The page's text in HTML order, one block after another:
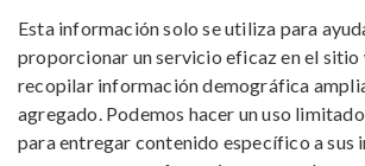
Esta información solo se utiliza para
proporcionar un servicio eficaz en el sitio
recopilar información demográfica
agregado. Podemos hacer un uso
para entregar contenido específico a sus